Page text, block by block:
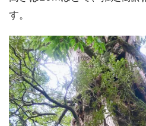
す。